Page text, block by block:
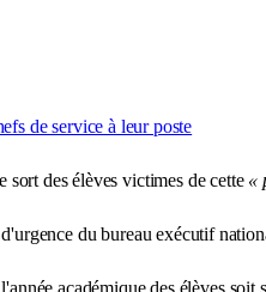
de service à leur poste
sort des élèves victimes de cette «
du bureau exécutif